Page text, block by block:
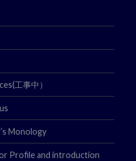
工事中）
Monology
Profile and introduction